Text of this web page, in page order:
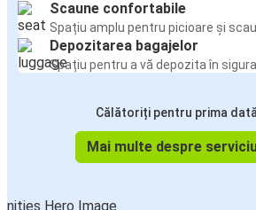
Scaune confortabile
Spațiu amplu pentru picioare și
Depozitarea bagajelor
Spațiu pentru a vă depozita în
Călătoriți pentru prima
Mai multe despre